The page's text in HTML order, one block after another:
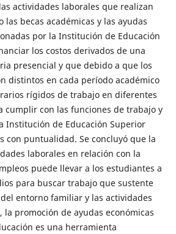
actividades laborales que realizan
las becas académicas y las ayudas
por la Institución de Educación
los costos derivados de una
presencial y que debido a que los
distintos en cada período académico
rígidos de trabajo en diferentes
cumplir con las funciones de trabajo y
Institución de Educación Superior
con puntualidad. Se concluyó que la
laborales en relación con la
puede llevar a los estudiantes a
para buscar trabajo que sustente
entorno familiar y las actividades
la promoción de ayudas económicas
es una herramienta